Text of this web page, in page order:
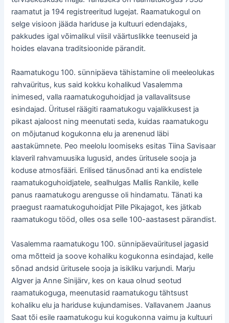
raamatut ja 194 registreeritud lugejat. Raamatukogul on
selge visioon jääda hariduse ja kultuuri edendajaks,
pakkudes igal võimalikul viisil väärtuslikke teenuseid ja
hoides elavana traditsioonide pärandit.
Raamatukogu 100. sünnipäeva tähistamine oli meeleolukas
rahvaüritus, kus said kokku kohalikud Vasalemma
inimesed, valla raamatukoguhoidjad ja vallavalitsuse
esindajad. Üritusel räägiti raamatukogu vajalikkusest ja
pikast ajaloost ning meenutati seda, kuidas raamatukogu
on mõjutanud kogukonna elu ja arenenud läbi
aastakümnete. Peo meelolu loomiseks esitas Tiina Savisaar
klaveril rahvamuusika lugusid, andes üritusele sooja ja
koduse atmosfääri. Erilised tänusõnad anti ka endistele
raamatukoguhoidjatele, sealhulgas Mallis Rankile, kelle
panus raamatukogu arengusse oli hindamatu. Tänati ka
praegust raamatukoguhoidjat Pille Pikajagot, kes jätkab
raamatukogu tööd, olles osa selle 100-aastasest pärandist.
Vasalemma raamatukogu 100. sünnipäevaüritusel jagasid
oma mõtteid ja soove kohaliku kogukonna esindajad, kelle
sõnad andsid üritusele sooja ja isikliku varjundi. Marju
Algver ja Anne Sinijärv, kes on kaua olnud seotud
raamatukoguga, meenutasid raamatukogu tähtsust
kohaliku elu ja hariduse kujundamises. Vallavanem Jaanus
Saat tõi esile raamatukogu kui kogukonna vaimu ja kultuuri